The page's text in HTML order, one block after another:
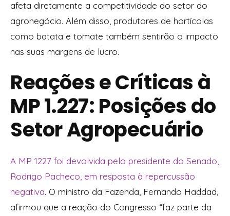
afeta diretamente a competitividade do setor do
agronegócio. Além disso, produtores de hortícolas
como batata e tomate também sentirão o impacto
nas suas margens de lucro.
Reações e Críticas à
MP 1.227: Posições do
Setor Agropecuário
A MP 1227 foi devolvida pelo presidente do Senado,
Rodrigo Pacheco, em resposta à repercussão
negativa. O ministro da Fazenda, Fernando Haddad,
afirmou que a reação do Congresso “faz parte da